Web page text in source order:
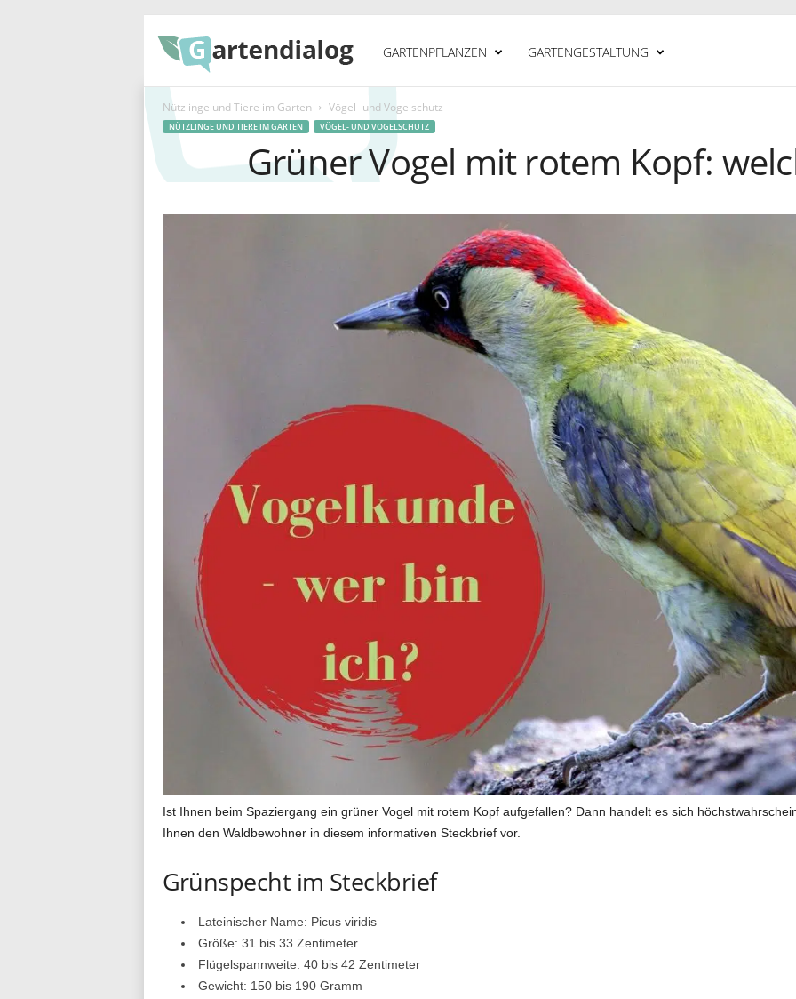
a
e
n
l
g
GARTENPFLANZEN GARTENGESTALTUNG
Nützlinge und Tiere im Garten Vögel- und Vogelschutz
NÜTZLINGE UND TIERE IM GARTEN VÖGEL- UND VOGELSCHUTZ
Grüner Vogel mit rotem Kopf:
Ist Ihnen beim Spaziergang ein grüner Vogel mit rotem Kopf aufgefallen? Dann handelt es sich
Ihnen den Waldbewohner in diesem informativen Steckbrief vor.
Grünspecht im Steckbrief
Lateinischer Name: Picus viridis
Größe: 31 bis 33 Zentimeter
Flügelspannweite: 40 bis 42 Zentimeter
Gewicht: 150 bis 190 Gramm